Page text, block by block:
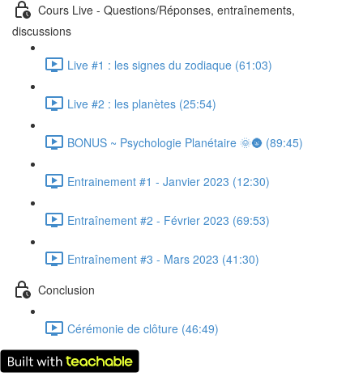
Cours Live - Questions/Réponses, entraînements,
discussions
Live #1 : les signes du zodiaque (61:03)
Live #2 : les planètes (25:54)
BONUS ~ Psychologie Planétaire 🌞🌚 (89:45)
Entrainement #1 - Janvier 2023 (12:30)
Entraînement #2 - Février 2023 (69:53)
Entraînement #3 - Mars 2023 (41:30)
Conclusion
Cérémonie de clôture (46:49)